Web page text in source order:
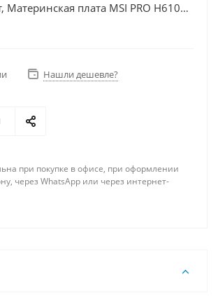
Материнская плата MSI PRO H610M-
RTX 4070S 12Гб, Память
Нашли дешевле?
при покупке в офисе, при оформлении
через WhatsApp или через интернет-